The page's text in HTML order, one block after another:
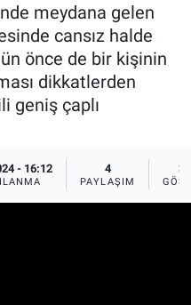
meydana gelen
cansız halde
önce de bir kişinin
dikkatlerden
geniş çaplı
- 16:12 4
PAYLAŞIM